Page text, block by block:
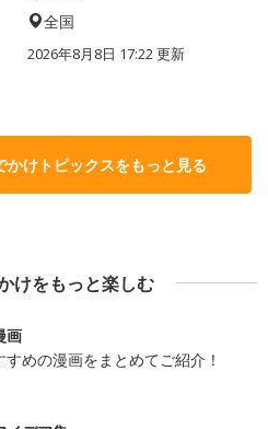
全国
2026年8月8日 17:22更新
けトピックスをもっと見る
けをもっと楽しむ
画
めの漫画をまとめてご紹介！